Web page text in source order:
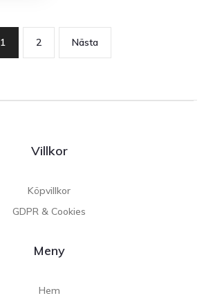
1 2 Nästa
Villkor
Köpvillkor
GDPR & Cookies
Meny
Hem